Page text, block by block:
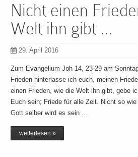
Nicht einen
Welt ihn gibt …
29. April 2016
Zum Evangelium Joh 14, 23-29 am
Frieden hinterlasse ich euch, meinen
einen Frieden, wie die Welt ihn gibt, gebe
Euch sein; Friede für alle Zeit. Nicht so
Gott selber wird es sein …
weiterlesen »